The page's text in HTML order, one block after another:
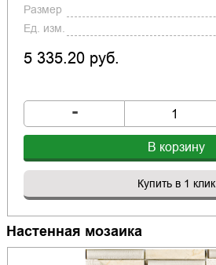
Размер
Ед. изм.
5 335.20 руб.
-
В корзину
Купить в 1 клик
Настенная мозаика